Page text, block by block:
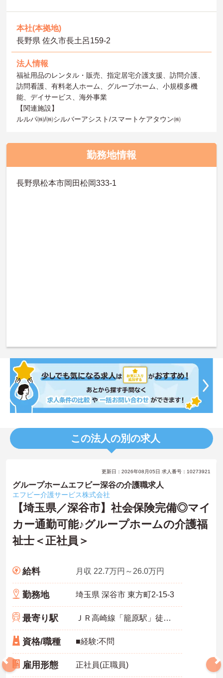
本社(本拠地)
長野県 佐久市長土呂159-2
法人情報
福祉用品のレンタル・販売、指定居宅介護支援、訪問介護、
訪問看護、有料老人ホーム、グループホーム、小規模多機
能、デイサービス、海外事業
【関連施設】
ルルパ㈱/㈱シルバーアシスト/スマートケアタウン㈱
勤務地情報
長野県松本市岡田松岡333-1
この法人の別の求人
更新日：2026年08月05日 求人番号：10273921
グループホームエフビー深谷の介護職求人
エフビー介護サービス株式会社
【埼玉県／深谷市】社会保険完備◎マイ
カー通勤可能♪グループホームの介護福
祉士＜正社員＞
給料 月収 22.7万円～26.0万円
勤務地 埼玉県 深谷市 東方町2-15-3
最寄り駅 ＪＲ高崎線「籠原駅」徒歩35分
資格/職種 ■経験:不問
雇用形態 正社員(正職員)